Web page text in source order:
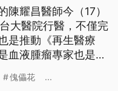
耀昌醫師今（17）
大醫院行醫，不僅完
是推動《再生醫療
血液腫瘤專家也是作
大獎，並獲得戲劇節
傀儡花 ...